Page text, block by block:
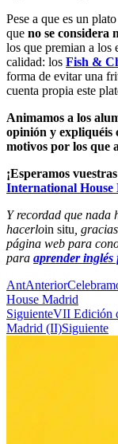
Pese a que es un
que no se considera
los que premian a los
calidad: los Fish &
forma de evitar una
cuenta propia este
Animamos a los
opinión y expliquéis
motivos por los que
¡Esperamos
International
Y recordad que nada
hacerloin situ,
página web para
para aprender inglés
AntAnterior
House Madrid
SiguienteVII Edición
Madrid (II)Siguiente